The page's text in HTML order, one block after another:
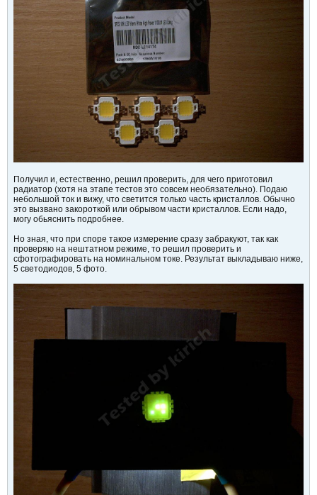
Получил и, естественно, решил проверить, для чего приготовил
радиатор (хотя на этапе тестов это совсем необязательно). Подаю
небольшой ток и вижу, что светится только часть кристаллов. Обычно
это вызвано закороткой или обрывом части кристаллов. Если надо,
могу обьяснить подробнее.
Но зная, что при споре такое измерение сразу забракуют, так как
проверяю на нештатном режиме, то решил проверить и
сфотографировать на номинальном токе. Результат выкладываю ниже,
5 светодиодов, 5 фото.